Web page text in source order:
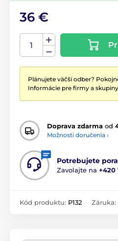
36 €
Plánujete väčší odber?
Informácie pre firmy a
Doprava zdarma od
Možnosti doručenia ›
Potrebujete
Zavolajte na +420
Kód produktu: P132 Záruka: